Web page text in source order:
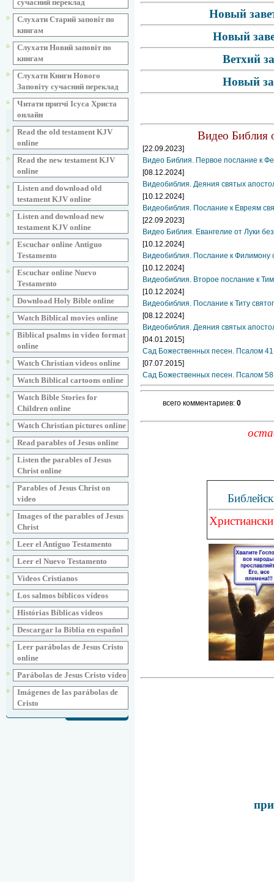
сучасний переклад
Слухати Старий заповіт по
книгам
Слухати Новий заповіт по
книгам
Слухати Книги Нового
Заповіту сучасний переклад
Читати притчі Ісуса Христа
онлайн
Read the old testament KJV
online
Read the new testament KJV
online
Listen and download old
testament KJV online
Listen and download new
testament KJV online
Escuchar online Аntiguo
Testamento
Escuchar online Nuevo
Testamento
Download Holy Bible online
Watch Biblical movies online
Biblical psalms in video format
online
Watch Christian videos online
Watch Biblical cartoons online
Watch Bible Stories for
Children online
Watch Christian pictures online
Read parables of Jesus online
Listen the parables of Jesus
Christ online
Parables of Jesus Christ on
video
Images of the parables of Jesus
Christ
Leer el Antiguo Testamento
Leer el Nuevo Testamento
Videos Cristianos
Los salmos bíblicos vídeos
Histórias Bíblicas videos
Descargar la Biblia en español
Leer parábolas de Jesus Cristo
online
Parábolas de Jesus Cristo vídeo
Imágenes de las parábolas de
Cristo
Новый
Новый
Ветхий
Новый
Видео Библия
[22.09.2023]
Видео Библия. Первое послание к
[08.12.2024]
Видеобиблия. Деяния святых
[10.12.2024]
Видеобиблия. Послание к Евреям
[22.09.2023]
Видео Библия. Евангелие от Луки
[10.12.2024]
Видеобиблия. Послание к Филимону
[10.12.2024]
Видеобиблия. Второе послание к
[10.12.2024]
Видеобиблия. Послание к Титу
[08.12.2024]
Видеобиблия. Деяния святых
[04.01.2015]
Сад Божественных песен. Псалом
[07.07.2015]
Сад Божественных песен. Псалом
всего комментариев: 0